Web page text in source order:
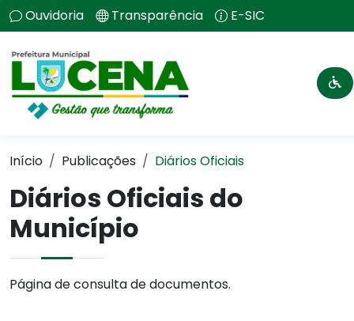
Ouvidoria Transparência E-SIC
Início Publicações Diários Oficiais
Diários Oficiais do
Município
Página de consulta de documentos.